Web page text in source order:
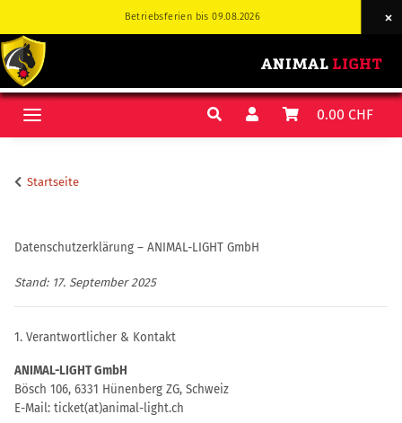
Betriebsferien bis 09.08.2026
Betriebsferien bis 09.08.2026
0.00 CHF
Startseite
Datenschutzerklärung – ANIMAL-LIGHT GmbH
Stand: 17. September 2025
1. Verantwortlicher & Kontakt
ANIMAL-LIGHT GmbH
Bösch 106, 6331 Hünenberg ZG, Schweiz
E-Mail: ticket(at)animal-light.ch